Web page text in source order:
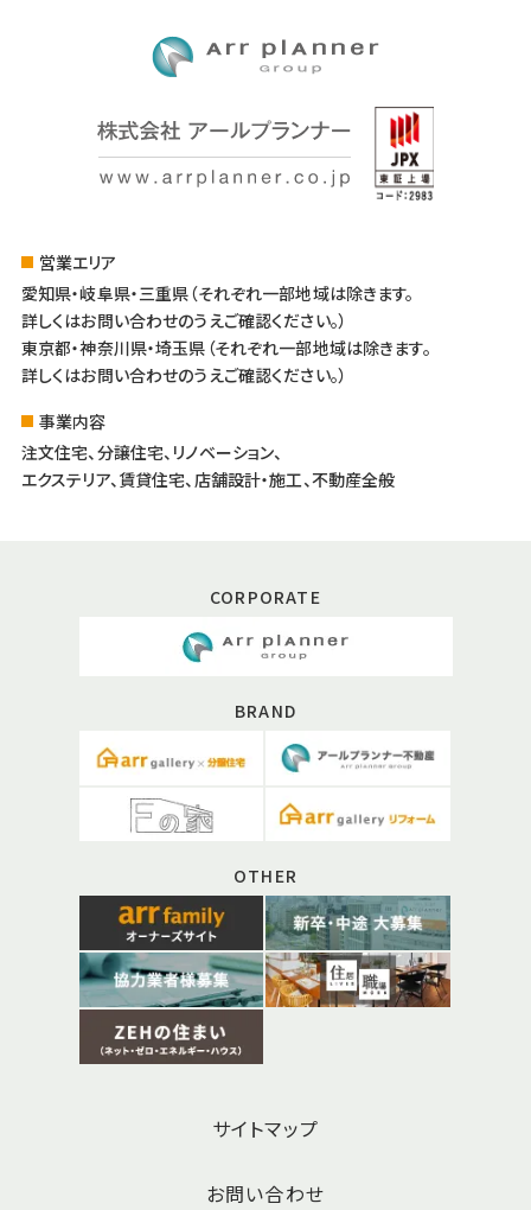
営業エリア
愛知県・岐阜県・三重県（それぞれ一部地域は除きます。
詳しくはお問い合わせのうえご確認ください。）
東京都・神奈川県・埼玉県（それぞれ一部地域は除きます。
詳しくはお問い合わせのうえご確認ください。）
事業内容
注文住宅、分譲住宅、リノベーション、
エクステリア、賃貸住宅、店舗設計・施工、不動産全般
CORPORATE
BRAND
OTHER
サイトマップ
お問い合わせ